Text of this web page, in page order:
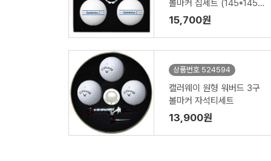
볼마커 칩세트 (145*145*
45mm)
15,700원
상품번호 524594
캘러웨이 원형 워버드 3구
볼마커 자석티세트
13,900원